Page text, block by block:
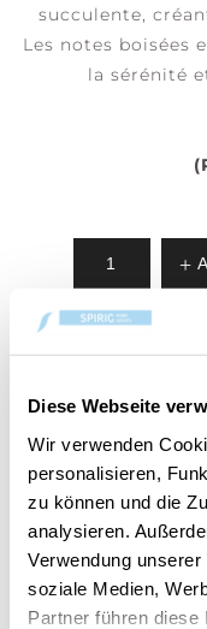
Diese Webseite
Wir verwenden
personalisieren,
zu können und die
analysieren.
Verwendung
soziale Medien,
Partner führen
succulente,
Les notes boisées
la sérénité
Votre